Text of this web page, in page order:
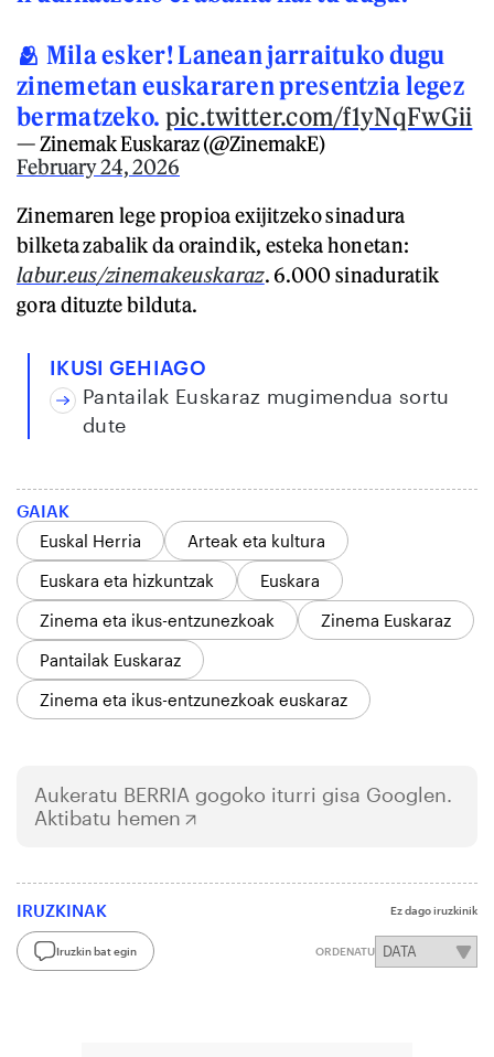
🫂 Mila esker! Lanean jarraituko dugu
zinemetan euskararen presentzia legez
bermatzeko. pic.twitter.com/f1yNqFwGii
— Zinemak Euskaraz (@ZinemakE)
February 24, 2026
Zinemaren lege propioa exijitzeko sinadura
bilketa zabalik da oraindik, esteka honetan:
labur.eus/zinemakeuskaraz. 6.000 sinaduratik
gora dituzte bilduta.
IKUSI GEHIAGO
Pantailak Euskaraz mugimendua sortu
dute
GAIAK
Euskal Herria
Arteak eta kultura
Euskara eta hizkuntzak
Euskara
Zinema eta ikus-entzunezkoak
Zinema Euskaraz
Pantailak Euskaraz
Zinema eta ikus-entzunezkoak euskaraz
Aukeratu BERRIA gogoko iturri gisa Googlen.
Aktibatu hemen
IRUZKINAK Ez dago iruzkinik
Iruzkin bat egin ORDENATU